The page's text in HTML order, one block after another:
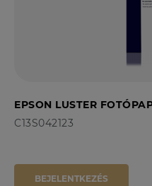
EPSON LUSTER
C13S042123
BEJELENTKEZÉS